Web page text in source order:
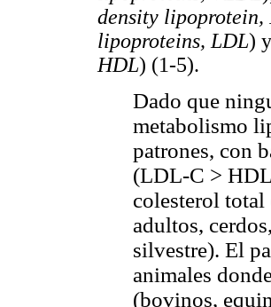
density lipoprotein,
lipoproteins, LDL)
HDL) (1-5).
Dado que
metabolismo
patrones, con
(LDL-C >
colesterol total
adultos,
silvestre). El
animales
(bovinos,